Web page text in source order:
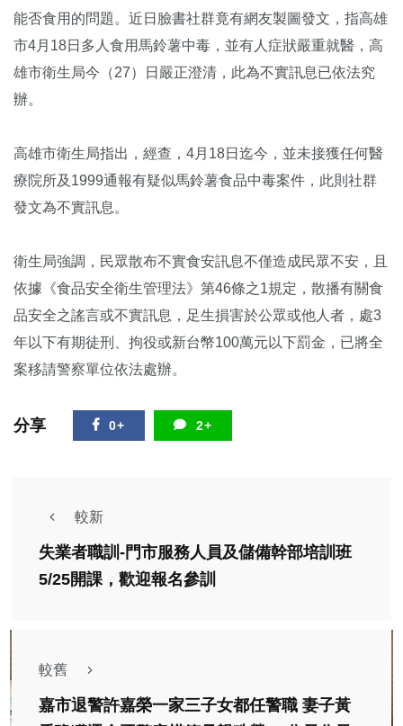
能否食用的問題。近日臉書社群竟有網友製圖發文，指高雄
市4月18日多人食用馬鈴薯中毒，並有人症狀嚴重就醫，高
雄市衛生局今（27）日嚴正澄清，此為不實訊息已依法究
辦。
高雄市衛生局指出，經查，4月18日迄今，並未接獲任何醫
療院所及1999通報有疑似馬鈴薯食品中毒案件，此則社群
發文為不實訊息。
衛生局強調，民眾散布不實食安訊息不僅造成民眾不安，且
依據《食品安全衛生管理法》第46條之1規定，散播有關食
品安全之謠言或不實訊息，足生損害於公眾或他人者，處3
年以下有期徒刑、拘役或新台幣100萬元以下罰金，已將全
案移請警察單位依法處辦。
分享 0+ 2+
較新
失業者職訓-門市服務人員及儲備幹部培訓班
5/25開課，歡迎報名參訓
較舊
嘉市退警許嘉榮一家三子女都任警職 妻子黃